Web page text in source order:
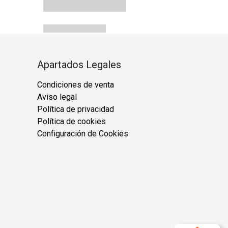
Apartados Legales
Condiciones de venta
Aviso legal
Política de privacidad
Política de cookies
Configuración de Cookies